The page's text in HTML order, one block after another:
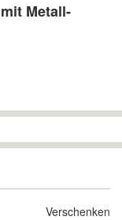
Metall-
Verschenken